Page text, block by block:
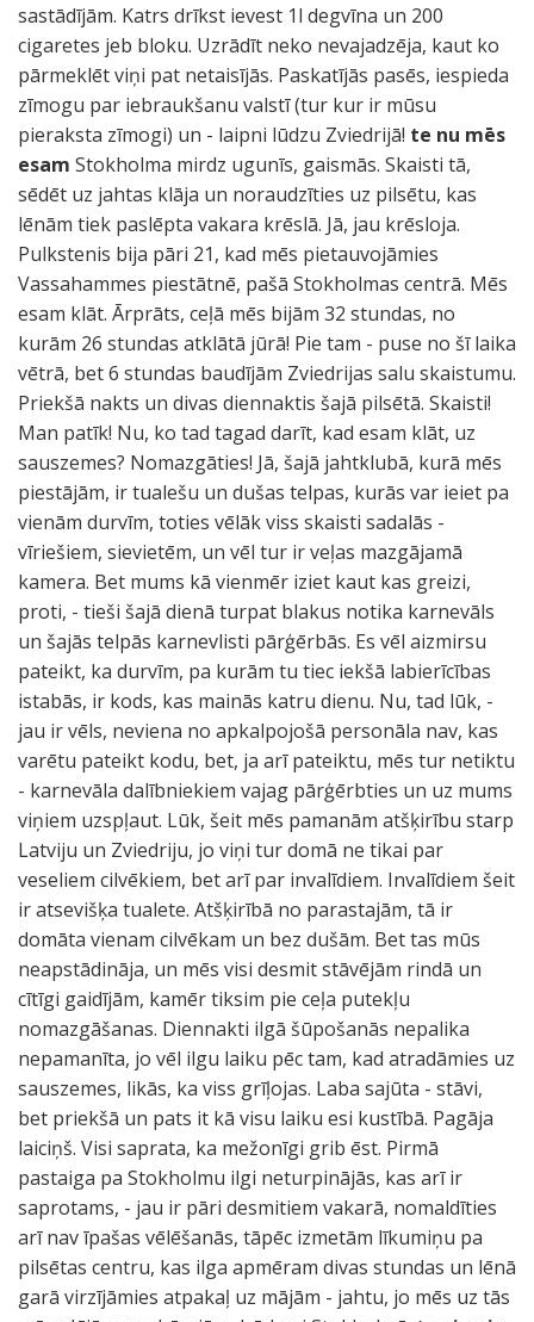
sastādījām. Katrs drīkst ievest 1l degvīna un 200
cigaretes jeb bloku. Uzrādīt neko nevajadzēja, kaut ko
pārmeklēt viņi pat netaisījās. Paskatījās pasēs, iespieda
zīmogu par iebraukšanu valstī (tur kur ir mūsu
pieraksta zīmogi) un - laipni lūdzu Zviedrijā! te nu mēs
esam Stokholma mirdz ugunīs, gaismās. Skaisti tā,
sēdēt uz jahtas klāja un noraudzīties uz pilsētu, kas
lēnām tiek paslēpta vakara krēslā. Jā, jau krēsloja.
Pulkstenis bija pāri 21, kad mēs pietauvojāmies
Vassahammes piestātnē, pašā Stokholmas centrā. Mēs
esam klāt. Ārprāts, ceļā mēs bijām 32 stundas, no
kurām 26 stundas atklātā jūrā! Pie tam - puse no šī laika
vētrā, bet 6 stundas baudījām Zviedrijas salu skaistumu.
Priekšā nakts un divas diennaktis šajā pilsētā. Skaisti!
Man patīk! Nu, ko tad tagad darīt, kad esam klāt, uz
sauszemes? Nomazgāties! Jā, šajā jahtklubā, kurā mēs
piestājām, ir tualešu un dušas telpas, kurās var ieiet pa
vienām durvīm, toties vēlāk viss skaisti sadalās -
vīriešiem, sievietēm, un vēl tur ir veļas mazgājamā
kamera. Bet mums kā vienmēr iziet kaut kas greizi,
proti, - tieši šajā dienā turpat blakus notika karnevāls
un šajās telpās karnevlisti pārģērbās. Es vēl aizmirsu
pateikt, ka durvīm, pa kurām tu tiec iekšā labierīcības
istabās, ir kods, kas mainās katru dienu. Nu, tad lūk, -
jau ir vēls, neviena no apkalpojošā personāla nav, kas
varētu pateikt kodu, bet, ja arī pateiktu, mēs tur netiktu
- karnevāla dalībniekiem vajag pārģērbties un uz mums
viņiem uzspļaut. Lūk, šeit mēs pamanām atšķirību starp
Latviju un Zviedriju, jo viņi tur domā ne tikai par
veseliem cilvēkiem, bet arī par invalīdiem. Invalīdiem šeit
ir atsevišķa tualete. Atšķirībā no parastajām, tā ir
domāta vienam cilvēkam un bez dušām. Bet tas mūs
neapstādināja, un mēs visi desmit stāvējām rindā un
cītīgi gaidījām, kamēr tiksim pie ceļa putekļu
nomazgāšanas. Diennakti ilgā šūpošanās nepalika
nepamanīta, jo vēl ilgu laiku pēc tam, kad atradāmies uz
sauszemes, likās, ka viss grīļojas. Laba sajūta - stāvi,
bet priekšā un pats it kā visu laiku esi kustībā. Pagāja
laiciņš. Visi saprata, ka mežonīgi grib ēst. Pirmā
pastaiga pa Stokholmu ilgi neturpinājās, kas arī ir
saprotams, - jau ir pāri desmitiem vakarā, nomaldīties
arī nav īpašas vēlēšanās, tāpēc izmetām līkumiņu pa
pilsētas centru, kas ilga apmēram divas stundas un lēnā
garā virzījāmies atpakaļ uz mājām - jahtu, jo mēs uz tās